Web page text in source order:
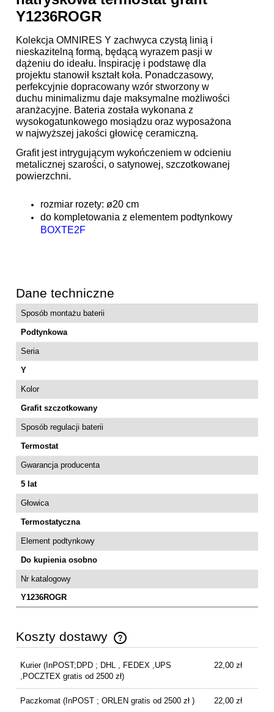
Y1236ROGR
Kolekcja OMNIRES Y zachwyca czystą linią i
nieskazitelną formą, będącą wyrazem pasji w
dążeniu do ideału. Inspirację i podstawę dla
projektu stanowił kształt koła. Ponadczasowy,
perfekcyjnie dopracowany wzór stworzony w
duchu minimalizmu daje maksymalne możliwości
aranżacyjne. Bateria została wykonana z
wysokogatunkowego mosiądzu oraz wyposażona
w najwyższej jakości głowicę ceramiczną.
Grafit jest intrygującym wykończeniem w odcieniu
metalicznej szarości, o satynowej, szczotkowanej
powierzchni.
rozmiar rozety: ø20 cm
do kompletowania z elementem podtynkowy
BOXTE2F
Dane techniczne
Sposób montażu baterii
Podtynkowa
Seria
Y
Kolor
Grafit szczotkowany
Sposób regulacji baterii
Termostat
Gwarancja producenta
5 lat
Głowica
Termostatyczna
Element podtynkowy
Do kupienia osobno
Nr katalogowy
Y1236ROGR
Koszty dostawy
Cena nie zawiera ewentualnych kosztów płatności
Kurier (InPOST;DPD ; DHL , FEDEX ,UPS
,POCZTEX gratis od 2500 zł)
22,00 zł
Paczkomat (InPOST ; ORLEN gratis od 2500 zł ) 22,00 zł